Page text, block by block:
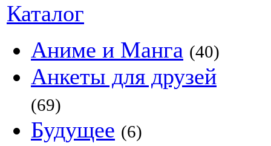
Каталог
Аниме и Манга (40)
Анкеты для друзей
(69)
Будущее (6)